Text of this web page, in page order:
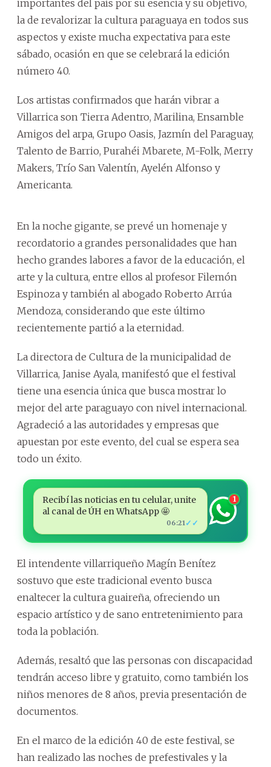
importantes del país por su esencia y su objetivo,
la de revalorizar la cultura paraguaya en todos sus
aspectos y existe mucha expectativa para este
sábado, ocasión en que se celebrará la edición
número 40.
Los artistas confirmados que harán vibrar a
Villarrica son Tierra Adentro, Marilina, Ensamble
Amigos del arpa, Grupo Oasis, Jazmín del Paraguay,
Talento de Barrio, Purahéi Mbarete, M-Folk, Merry
Makers, Trío San Valentín, Ayelén Alfonso y
Americanta.
En la noche gigante, se prevé un homenaje y
recordatorio a grandes personalidades que han
hecho grandes labores a favor de la educación, el
arte y la cultura, entre ellos al profesor Filemón
Espinoza y también al abogado Roberto Arrúa
Mendoza, considerando que este último
recientemente partió a la eternidad.
La directora de Cultura de la municipalidad de
Villarrica, Janise Ayala, manifestó que el festival
tiene una esencia única que busca mostrar lo
mejor del arte paraguayo con nivel internacional.
Agradeció a las autoridades y empresas que
apuestan por este evento, del cual se espera sea
todo un éxito.
Recibí las noticias en tu celular, unite
al canal de ÚH en WhatsApp 🤩
06:21 ✓✓
1
El intendente villarriqueño Magín Benítez
sostuvo que este tradicional evento busca
enaltecer la cultura guaireña, ofreciendo un
espacio artístico y de sano entretenimiento para
toda la población.
Además, resaltó que las personas con discapacidad
tendrán acceso libre y gratuito, como también los
niños menores de 8 años, previa presentación de
documentos.
En el marco de la edición 40 de este festival, se
han realizado las noches de prefestivales y la